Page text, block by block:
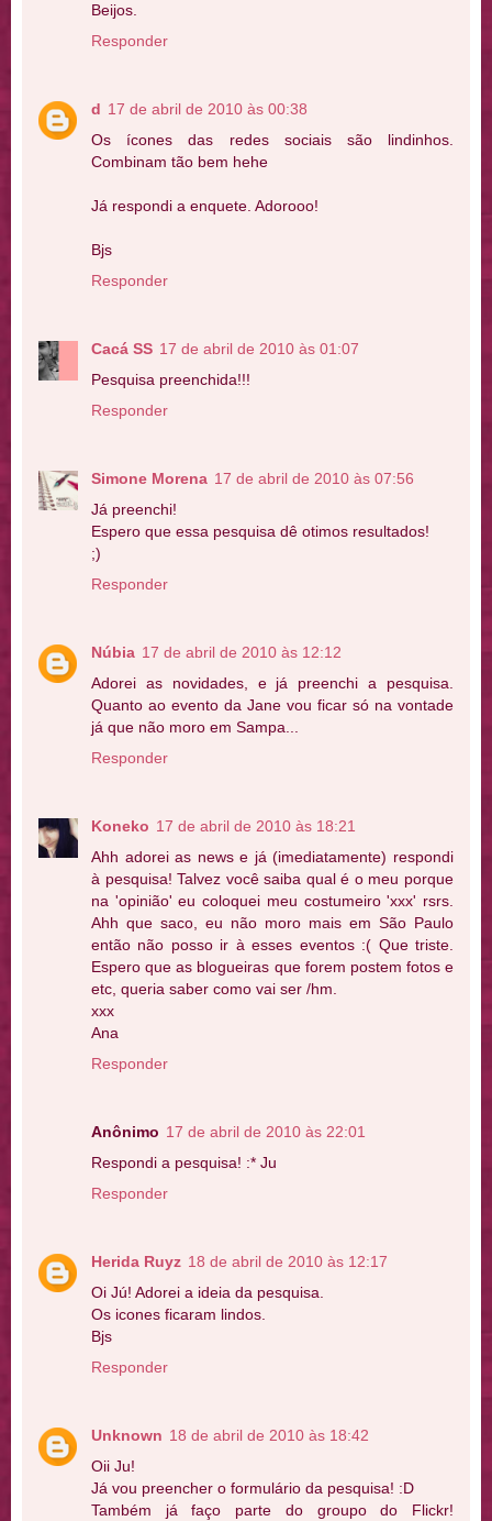
Beijos.
Responder
d 17 de abril de 2010 às 00:38
Os ícones das redes sociais são lindinhos.
Combinam tão bem hehe
Já respondi a enquete. Adorooo!
Bjs
Responder
Cacá SS 17 de abril de 2010 às 01:07
Pesquisa preenchida!!!
Responder
Simone Morena 17 de abril de 2010 às 07:56
Já preenchi!
Espero que essa pesquisa dê otimos resultados!
;)
Responder
Núbia 17 de abril de 2010 às 12:12
Adorei as novidades, e já preenchi a pesquisa.
Quanto ao evento da Jane vou ficar só na vontade
já que não moro em Sampa...
Responder
Koneko 17 de abril de 2010 às 18:21
Ahh adorei as news e já (imediatamente) respondi
à pesquisa! Talvez você saiba qual é o meu porque
na 'opinião' eu coloquei meu costumeiro 'xxx' rsrs.
Ahh que saco, eu não moro mais em São Paulo
então não posso ir à esses eventos :( Que triste.
Espero que as blogueiras que forem postem fotos e
etc, queria saber como vai ser /hm.
xxx
Ana
Responder
Anônimo 17 de abril de 2010 às 22:01
Respondi a pesquisa! :* Ju
Responder
Herida Ruyz 18 de abril de 2010 às 12:17
Oi Jú! Adorei a ideia da pesquisa.
Os icones ficaram lindos.
Bjs
Responder
Unknown 18 de abril de 2010 às 18:42
Oii Ju!
Já vou preencher o formulário da pesquisa! :D
Também já faço parte do groupo do Flickr!